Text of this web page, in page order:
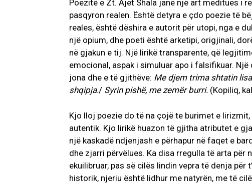
Poezitë e Zt. Ajet Shala janë një art meditues i
pasqyron realen. Është detyra e çdo poezie të
reales, është dëshira e autorit për utopi, nga e
një opium, dhe poeti është arketipi, origjinali,
në gjakun e tij. Një lirikë transparente, që
emocional, aspak i simuluar apo i falsifikuar.
jona dhe e të gjithëve: Me djem trima shtatin lisa
shqipja./ Syrin pishë, me zemër burri. (Kopiliq,
Kjo lloj poezie do të na çojë te burimet e
autentik. Kjo lirikë huazon të gjitha atributet e
një kaskadë ndjenjash e përhapur në faqet e
dhe zjarri përvëlues. Ka disa rregulla të arta
ekuilibruar, pas së cilës lindin vepra të denja
historik, njeriu është lidhur me natyrën, me të